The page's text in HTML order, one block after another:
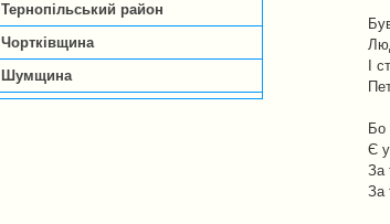
Тернопільський район
Чортківщина
Шумщина
І
Бо
Є
За
За